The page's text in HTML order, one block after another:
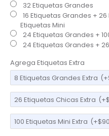
32 Etiquetas Grandes
16 Etiquetas Grandes +
Etiquetas Mini
24 Etiquetas Grandes +
24 Etiquetas Grandes +
Agrega Etiquetas Extra
8 Etiquetas Grandes Extra
26 Etiquetas Chicas Extra
100 Etiquetas Mini Extra